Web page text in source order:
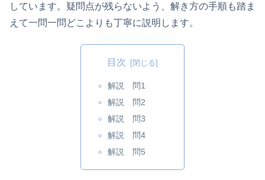
しています。疑問点が残らないよう、解き方の手順も踏ま
えて一問一問どこよりも丁寧に説明します。
目次
解説 問1
解説 問2
解説 問3
解説 問4
解説 問5